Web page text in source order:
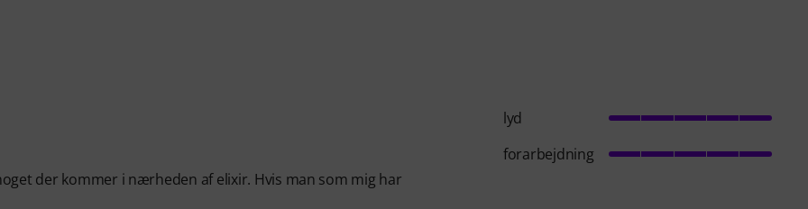
der kommer i nærheden af elixir. Hvis man som mig har
lyd
forarbejdning